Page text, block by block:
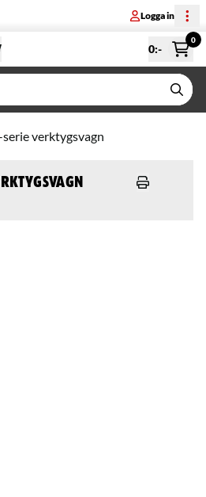
Logga in
0:-
0
serie verktygsvagn